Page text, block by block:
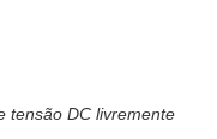
tensão DC livremente